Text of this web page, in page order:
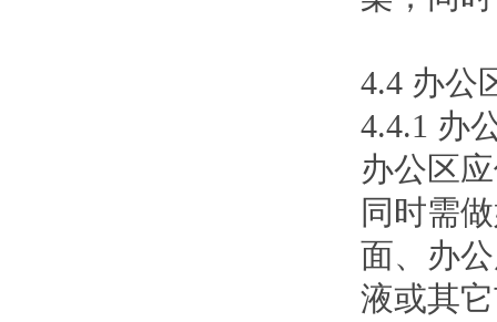
4.4 办公
4.4.1 办
办公区
同时需
面、办
液或其